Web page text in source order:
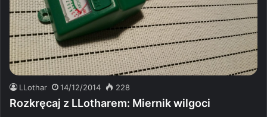
LLothar 14/12/2014 228
Rozkręcaj z LLotharem: Miernik wilgoci